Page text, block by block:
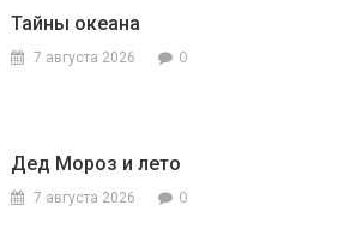
Тайны океана
7 августа 2026 0
Дед Мороз и лето
7 августа 2026 0